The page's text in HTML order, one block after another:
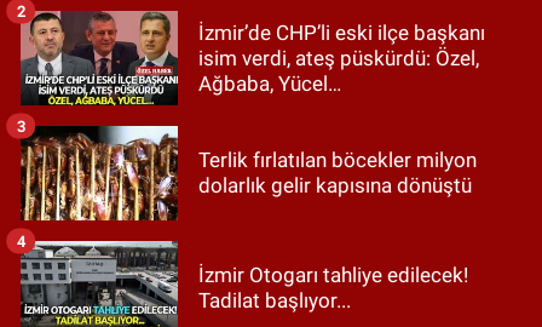
İzmir’de CHP’li eski ilçe başkanı
isim verdi, ateş püskürdü: Özel,
Ağbaba, Yücel…
2
Terlik fırlatılan böcekler milyon
dolarlık gelir kapısına dönüştü
3
İzmir Otogarı tahliye edilecek!
Tadilat başlıyor...
4